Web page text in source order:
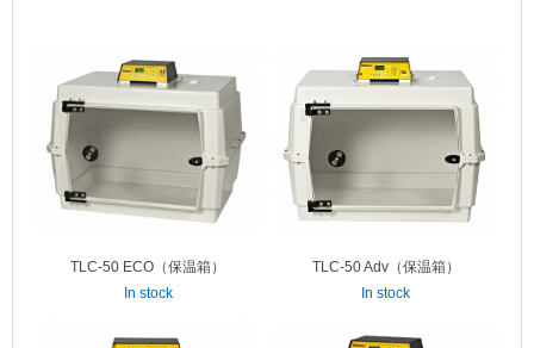
TLC-50 ECO（保温箱）
In stock
TLC-50 Adv（保温箱）
In stock